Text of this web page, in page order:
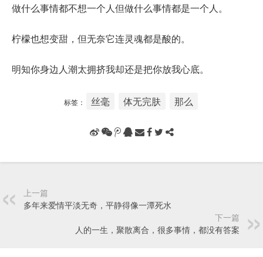
做什么事情都不想一个人但做什么事情都是一个人。
柠檬也想变甜，但无奈它连灵魂都是酸的。
明知你身边人潮太拥挤我却还是把你放我心底。
标签： 丝毫 体无完肤 那么
上一篇
多年来爱情平淡无奇，平静得像一潭死水
下一篇
人的一生，聚散离合，很多事情，都没有答案